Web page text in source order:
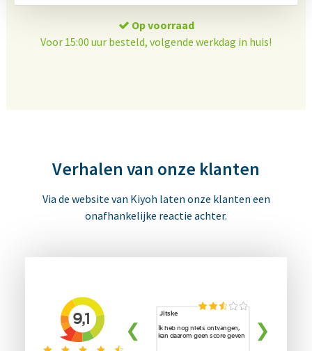
Op voorraad
Voor 15:00 uur besteld, volgende werkdag in huis!
Verhalen van onze klanten
Via de website van Kiyoh laten onze klanten een
onafhankelijke reactie achter.